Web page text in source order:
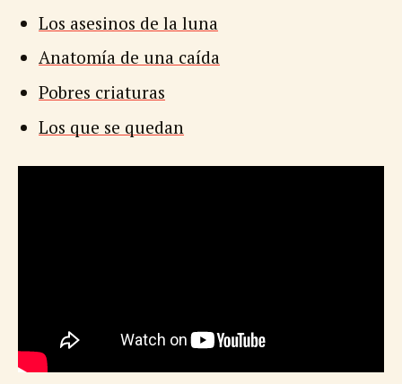
Los asesinos de la luna
Anatomía de una caída
Pobres criaturas
Los que se quedan